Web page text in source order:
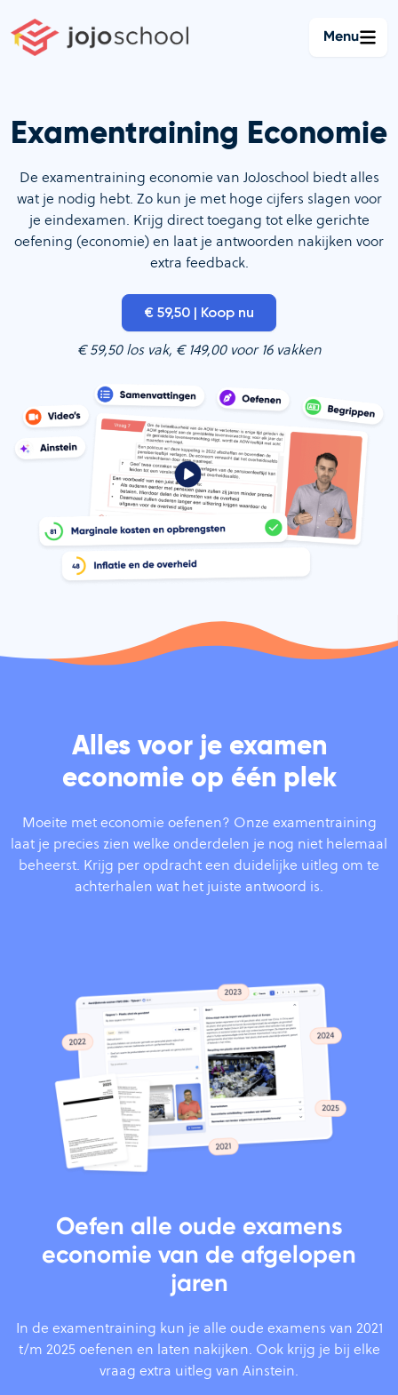
naar
Menu
Examentraining Economie
De examentraining economie van JoJoschool biedt alles
wat je nodig hebt. Zo kun je met hoge cijfers slagen voor
je eindexamen. Krijg direct toegang tot elke gerichte
oefening (economie) en laat je antwoorden nakijken voor
extra feedback.
€ 59,50 | Koop nu
€ 59,50 los vak, € 149,00 voor 16 vakken
Alles voor je examen
economie op één plek
Moeite met economie oefenen? Onze examentraining
laat je precies zien welke onderdelen je nog niet helemaal
beheerst. Krijg per opdracht een duidelijke uitleg om te
achterhalen wat het juiste antwoord is.
Oefen alle oude examens
economie van de afgelopen
jaren
In de examentraining kun je alle oude examens van 2021
t/m 2025 oefenen en laten nakijken. Ook krijg je bij elke
vraag extra uitleg van Ainstein.